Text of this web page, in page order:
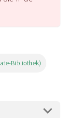
Bibliothek)